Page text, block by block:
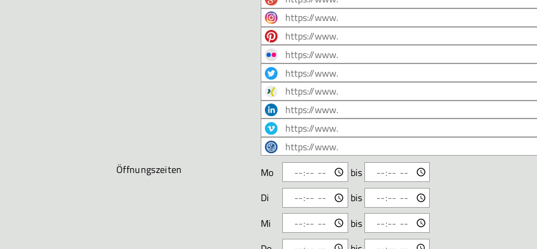
Öffnungszeiten Mo bis
Di
bis
Mi
bis